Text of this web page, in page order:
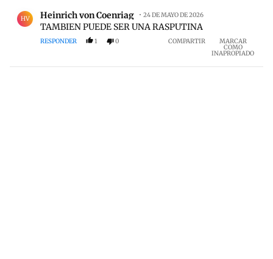
HV Heinrich von Coenriag 24 DE MAYO DE 2026
TAMBIEN PUEDE SER UNA RASPUTINA
RESPONDER 1 0 COMPARTIR MARCAR
COMO
INAPROPIADO